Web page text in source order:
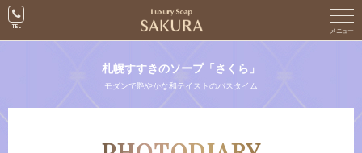
札幌すすきのソープ「さくら」
モダンで艶やかな和テイストのバスタイム